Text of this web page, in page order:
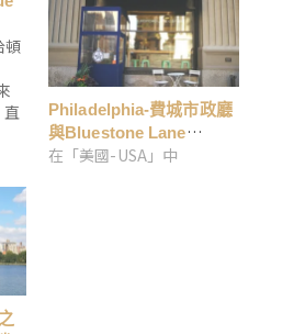
頓
直
Philadelphia-費城市政廳
與Bluestone Lane
Coffee歇個腳
在「美國-USA」中